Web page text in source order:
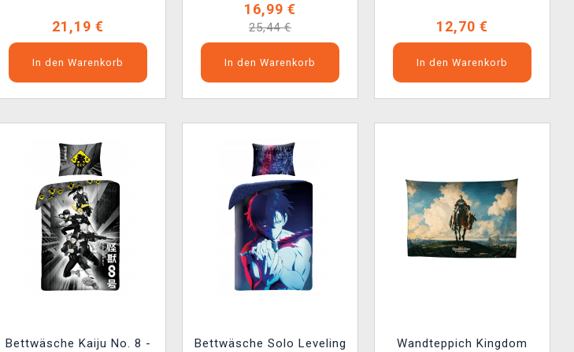
21,19 €
In den Warenkorb
16,99 €
25,44 €
In den Warenkorb
12,70 €
In den Warenkorb
Bettwäsche Kaiju No. 8 -
Bettwäsche Solo Leveling
Wandteppich Kingdom